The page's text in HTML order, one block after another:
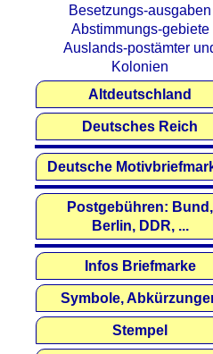
Besetzungs-ausgaben
Abstimmungs-gebiete
Auslands-postämter
Kolonien
Altdeutschland
Deutsches Reich
Deutsche
Postgebühren: Bund,
Berlin, DDR, ...
Infos Briefmarke
Symbole,
Stempel